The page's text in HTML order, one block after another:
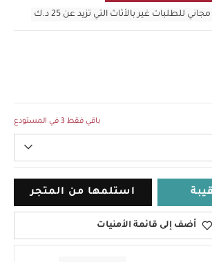
للطلبات غير بالأثاث التي تزيد عن 25 د.ك
باقي فقط 3 في المستودع
استلمها من المتجر
أضف إلى قائمة الأمنيات